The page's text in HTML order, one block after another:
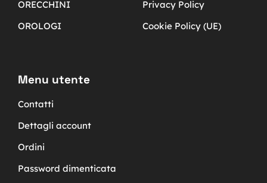
ORECCHINI
OROLOGI
Privacy Policy
Cookie Policy (UE)
Menu utente
Contatti
Dettagli account
Ordini
Password dimenticata